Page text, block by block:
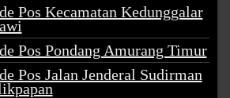
Pos Kecamatan Kedunggalar
Pos Pondang Amurang Timur
Pos Jalan Jenderal Sudirman